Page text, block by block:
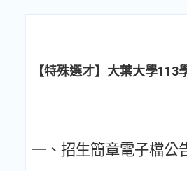
【特殊選才】大葉大學
一、招生簡章電子檔公